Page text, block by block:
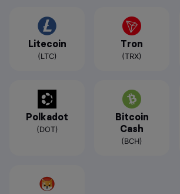
Litecoin
(LTC)
Tron
(TRX)
Polkadot
(DOT)
Bitcoin
Cash
(BCH)